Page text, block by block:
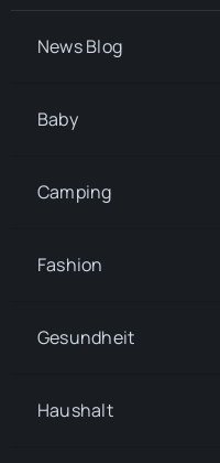
News Blog
Baby
Camping
Fashion
Gesundheit
Haushalt